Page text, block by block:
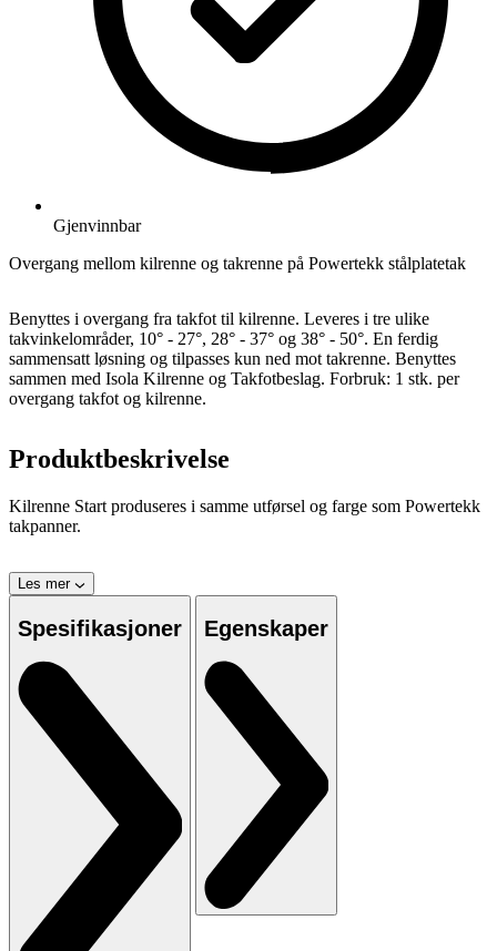
Gjenvinnbar
Overgang mellom kilrenne og takrenne på Powertekk stålplatetak
Benyttes i overgang fra takfot til kilrenne. Leveres i tre ulike
takvinkelområder, 10° - 27°, 28° - 37° og 38° - 50°. En ferdig
sammensatt løsning og tilpasses kun ned mot takrenne. Benyttes
sammen med Isola Kilrenne og Takfotbeslag. Forbruk: 1 stk. per
overgang takfot og kilrenne.
Produktbeskrivelse
Kilrenne Start produseres i samme utførsel og farge som Powertekk
takpanner.
Les mer
Spesifikasjoner Egenskaper